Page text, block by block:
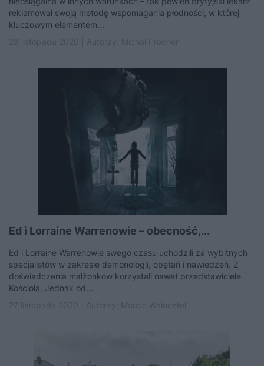
reklamował swoją metodę wspomagania płodności, w której
kluczowym elementem...
Ed i Lorraine Warrenowie – obecność,...
Ed i Lorraine Warrenowie swego czasu uchodzili za wybitnych
specjalistów w zakresie demonologii, opętań i nawiedzeń. Z
doświadczenia małżonków korzystali nawet przedstawiciele
Kościoła. Jednak od...